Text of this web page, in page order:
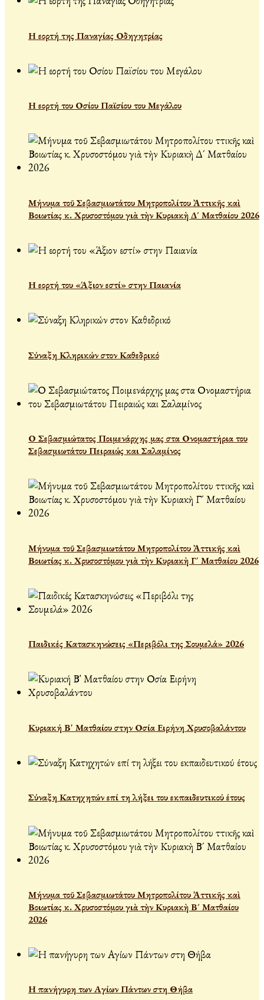
Η εορτή της Παναγίας Οδηγητρίας
Η εορτή του Οσίου Παϊσίου του Μεγάλου
Μήνυμα τοῦ Σεβασμιωτάτου Μητροπολίτου Ἀττικῆς καὶ
Βοιωτίας κ. Χρυσοστόμου γιὰ τὴν Κυριακὴ Δ´ Ματθαίου 2026
Η εορτή του «Άξιον εστί» στην Παιανία
Σύναξη Κληρικών στον Καθεδρικό
Ο Σεβασμιώτατος Ποιμενάρχης μας στα Ονομαστήρια του
Σεβασμιωτάτου Πειραιώς και Σαλαμίνος
Μήνυμα τοῦ Σεβασμιωτάτου Μητροπολίτου Ἀττικῆς καὶ
Βοιωτίας κ. Χρυσοστόμου γιὰ τὴν Κυριακὴ Γ´ Ματθαίου 2026
Παιδικές Κατασκηνώσεις «Περιβόλι της Σουμελά» 2026
Κυριακή Β' Ματθαίου στην Οσία Ειρήνη Χρυσοβαλάντου
Σύναξη Κατηχητών επί τη λήξει του εκπαιδευτικού έτους
Μήνυμα τοῦ Σεβασμιωτάτου Μητροπολίτου Ἀττικῆς καὶ
Βοιωτίας κ. Χρυσοστόμου γιὰ τὴν Κυριακὴ Β´ Ματθαίου
2026
Η πανήγυρη των Αγίων Πάντων στη Θήβα